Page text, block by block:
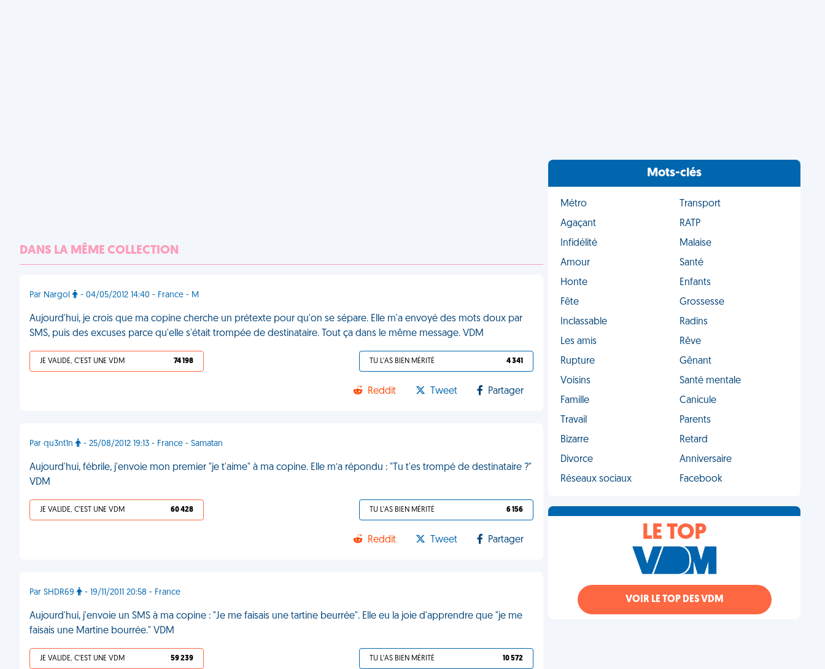
DANS LA MÊME COLLECTION
Par Nargol - 04/05/2012 14:40 - France - M
Aujourd'hui, je crois que ma copine cherche un prétexte pour qu'on se sépare. Elle m'a envoyé des mots doux par
SMS, puis des excuses parce qu'elle s'était trompée de destinataire. Tout ça dans le même message. VDM
JE VALIDE, C'EST UNE VDM 74 198 TU L'AS BIEN MÉRITÉ 4 341
Reddit Tweet Partager
Par qu3nt1n - 25/08/2012 19:13 - France - Samatan
Aujourd'hui, fébrile, j'envoie mon premier "je t'aime" à ma copine. Elle m’a répondu : "Tu t'es trompé de destinataire ?"
VDM
JE VALIDE, C'EST UNE VDM 60 428 TU L'AS BIEN MÉRITÉ 6 156
Reddit Tweet Partager
Par SHDR69 - 19/11/2011 20:58 - France
Aujourd'hui, j'envoie un SMS à ma copine : "Je me faisais une tartine beurrée". Elle eu la joie d'apprendre que "je me
faisais une Martine bourrée." VDM
JE VALIDE, C'EST UNE VDM 59 239 TU L'AS BIEN MÉRITÉ 10 572
Mots-clés
Métro
Transport
Agaçant
RATP
Infidélité
Malaise
Amour
Santé
Honte
Enfants
Fête
Grossesse
Inclassable
Radins
Les amis
Rêve
Rupture
Gênant
Voisins
Santé mentale
Famille
Canicule
Travail
Parents
Bizarre
Retard
Divorce
Anniversaire
Réseaux sociaux
Facebook
LE TOP
VOIR LE TOP DES VDM